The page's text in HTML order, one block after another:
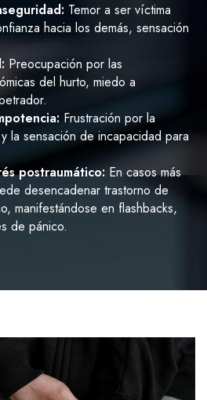
Temor a ser víctima
hacia los demás, sensación
Preocupación por las
del hurto, miedo a
Frustración por la
la sensación de incapacidad para
postraumático: En casos más
desencadenar trastorno de
manifestándose en flashbacks,
de pánico.